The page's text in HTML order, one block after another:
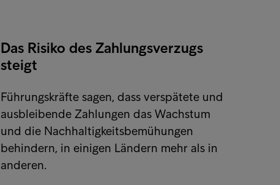
Das Risiko des Zahlungsverzugs
steigt
Führungskräfte sagen, dass verspätete und
ausbleibende Zahlungen das Wachstum
und die Nachhaltigkeitsbemühungen
behindern, in einigen Ländern mehr als in
anderen.